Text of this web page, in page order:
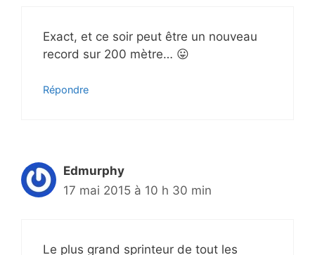
Exact, et ce soir peut être un nouveau
record sur 200 mètre… 😛
Répondre
Edmurphy
17 mai 2015 à 10 h 30 min
Le plus grand sprinteur de tout les